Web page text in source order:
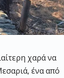
χαρά να
ένα από